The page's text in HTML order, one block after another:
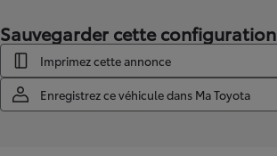
Sauvegarder cette configuration
Imprimez cette annonce
Enregistrez ce véhicule dans Ma Toyota